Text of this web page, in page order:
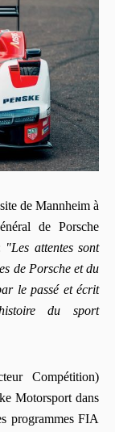
de Mannheim à
de Porsche
"Les attentes sont
de Porsche et du
le passé et écrit
du sport
Compétition)
Motorsport dans
programmes FIA